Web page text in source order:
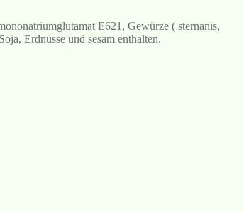
E621, Gewürze ( sternanis,
Erdnüsse und sesam enthalten.